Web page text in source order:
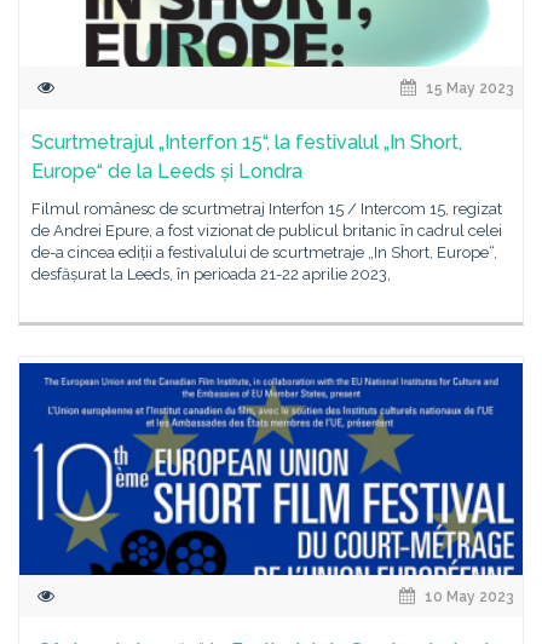
15 May 2023
Scurtmetrajul „Interfon 15“, la festivalul „In Short,
Europe“ de la Leeds și Londra
Filmul românesc de scurtmetraj Interfon 15 / Intercom 15, regizat
de Andrei Epure, a fost vizionat de publicul britanic în cadrul celei
de-a cincea ediții a festivalului de scurtmetraje „In Short, Europe“,
desfășurat la Leeds, în perioada 21-22 aprilie 2023,
10 May 2023